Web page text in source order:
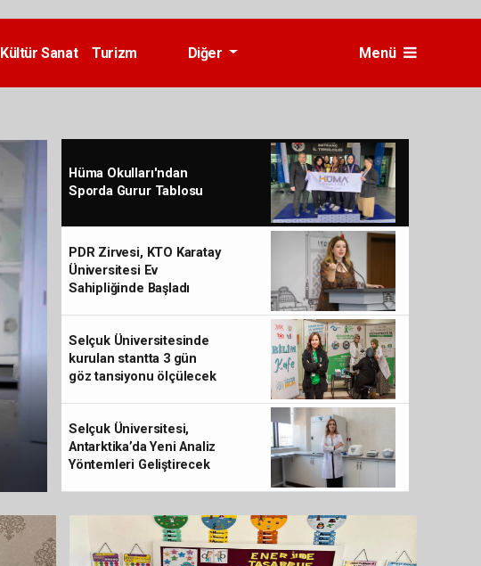
Kültür Sanat
Turizm
Diğer Menü
Dr. Yusuf Gürel; “Dijital Bağımlılık, Sosyal
Tetikliyor”
Hüma Okulları'ndan
Sporda Gurur Tablosu
PDR Zirvesi, KTO Karatay
Üniversitesi Ev
Sahipliğinde Başladı
Selçuk Üniversitesinde
kurulan stantta 3 gün
göz tansiyonu ölçülecek
Selçuk Üniversitesi,
Antarktika’da Yeni Analiz
Yöntemleri Geliştirecek